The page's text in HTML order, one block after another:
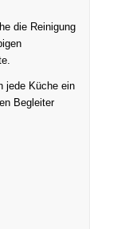
die Reinigung
jede Küche ein
Begleiter